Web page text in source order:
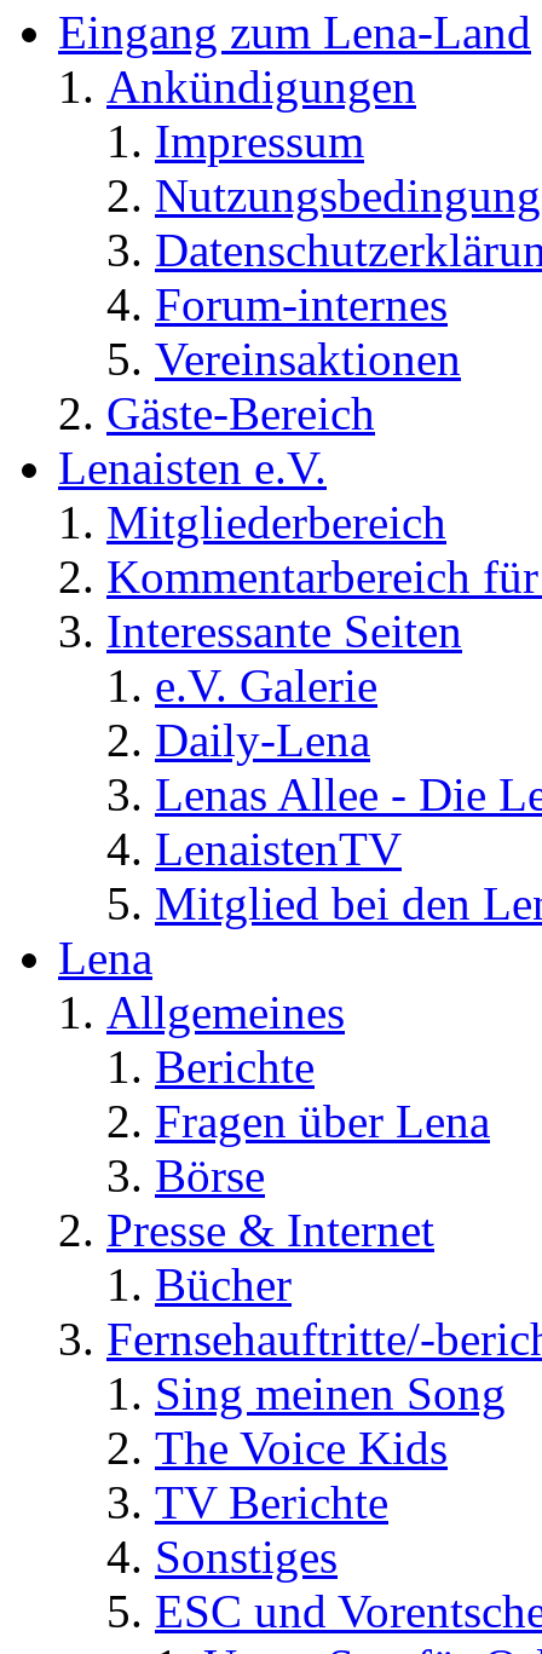
Eingang zum Lena-Land
Ankündigungen
Impressum
Forum-internes
Vereinsaktionen
Gäste-Bereich
Lenaisten e.V.
Mitgliederbereich
Kommentarbereich
Interessante Seiten
e.V. Galerie
Daily-Lena
Lenas Allee - Die
LenaistenTV
Mitglied bei den
Lena
Allgemeines
Berichte
Fragen über Lena
Börse
Presse & Internet
Bücher
Fernsehauftritte/-
Sing meinen Song
The Voice Kids
TV Berichte
Sonstiges
ESC und